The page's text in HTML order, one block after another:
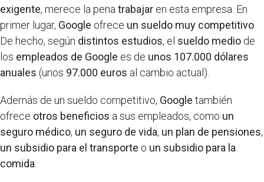
exigente, merece la pena trabajar en esta empresa. En
primer lugar, Google ofrece un sueldo muy competitivo
De hecho, según distintos estudios, el sueldo medio de
los empleados de Google es de unos 107.000 dólares
anuales (unos 97.000 euros al cambio actual).
Además de un sueldo competitivo, Google también
ofrece otros beneficios a sus empleados, como un
seguro médico, un seguro de vida, un plan de pensiones,
un subsidio para el transporte o un subsidio para la
comida